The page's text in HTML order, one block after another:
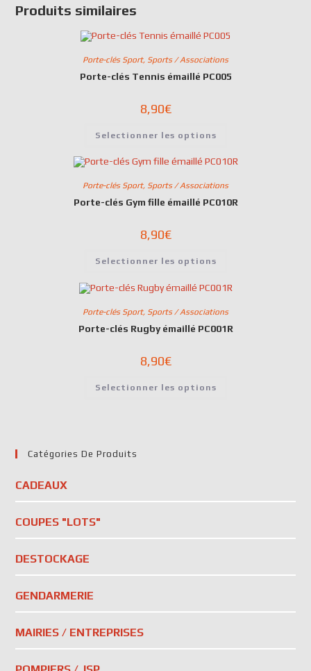
Produits similaires
Porte-clés Sport, Sports / Associations
Porte-clés Tennis émaillé PC005
8,90€
Selectionner les options
Porte-clés Sport, Sports / Associations
Porte-clés Gym fille émaillé PC010R
8,90€
Selectionner les options
Porte-clés Sport, Sports / Associations
Porte-clés Rugby émaillé PC001R
8,90€
Selectionner les options
Catégories De Produits
CADEAUX
COUPES "LOTS"
DESTOCKAGE
GENDARMERIE
MAIRIES / ENTREPRISES